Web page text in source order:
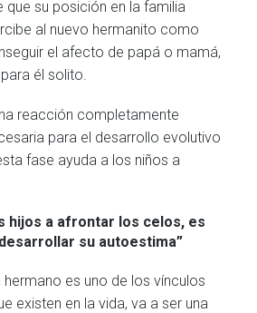
que su posición en la familia
al nuevo hermanito como
el afecto de papá o mamá,
él solito.
reacción completamente
para el desarrollo evolutivo
fase ayuda a los niños a
hijos a afrontar los celos, es
su autoestima”
hermano es uno de los vínculos
existen en la vida, va a ser una